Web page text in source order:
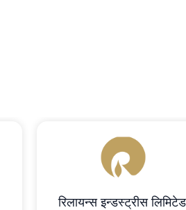
रिलायन्स इन्डस्ट्रीस